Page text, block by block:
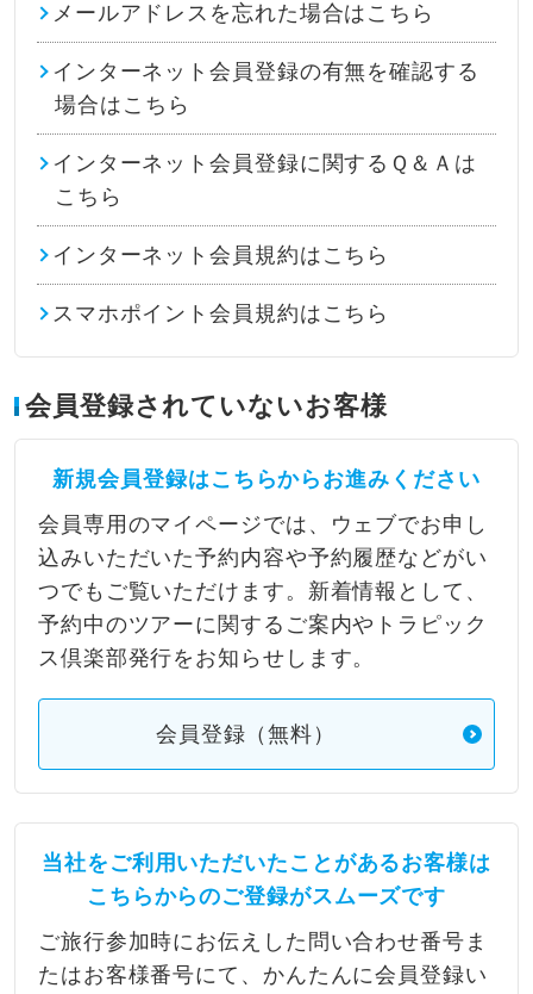
メールアドレスを忘れた場合はこちら
インターネット会員登録の有無を確認する
場合はこちら
インターネット会員登録に関するＱ＆Ａは
こちら
インターネット会員規約はこちら
スマホポイント会員規約はこちら
会員登録されていないお客様
新規会員登録はこちらからお進みください
会員専用のマイページでは、ウェブでお申し
込みいただいた予約内容や予約履歴などがい
つでもご覧いただけます。新着情報として、
予約中のツアーに関するご案内やトラピック
ス倶楽部発行をお知らせします。
会員登録（無料）
当社をご利用いただいたことがあるお客様は
こちらからのご登録がスムーズです
ご旅行参加時にお伝えした問い合わせ番号ま
たはお客様番号にて、かんたんに会員登録い